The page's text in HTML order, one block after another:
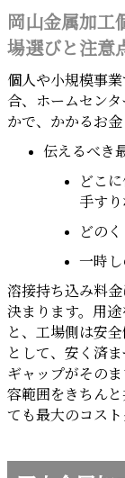
岡山金属加工
場選びと注意
個人や小規模事
合、ホームセン
かで、かかるお金
伝えるべき
どこ
手すり
どの
一時
溶接持ち込み料
決まります。用
と、工場側は安
として、安く済
ギャップがその
容範囲をきちん
ても最大のコスト